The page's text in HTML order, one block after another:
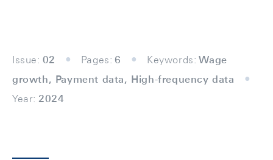
Issue: 02 Pages: 6 Keywords: Wage
growth, Payment data, High-frequency data
Year: 2024